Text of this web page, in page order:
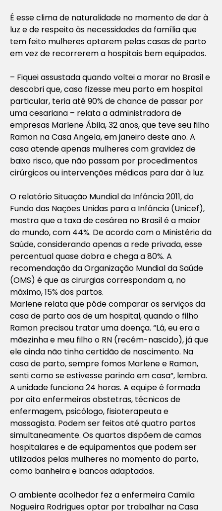
É esse clima de naturalidade no momento de dar à
luz e de respeito às necessidades da família que
tem feito mulheres optarem pelas casas de parto
em vez de recorrerem a hospitais bem equipados.
– Fiquei assustada quando voltei a morar no Brasil e
descobri que, caso fizesse meu parto em hospital
particular, teria até 90% de chance de passar por
uma cesariana – relata a administradora de
empresas Marlene Ábila, 32 anos, que teve seu filho
Ramon na Casa Angela, em janeiro deste ano. A
casa atende apenas mulheres com gravidez de
baixo risco, que não passam por procedimentos
cirúrgicos ou intervenções médicas para dar à luz.
O relatório Situação Mundial da Infância 2011, do
Fundo das Nações Unidas para a Infância (Unicef),
mostra que a taxa de cesárea no Brasil é a maior
do mundo, com 44%. De acordo com o Ministério da
Saúde, considerando apenas a rede privada, esse
percentual quase dobra e chega a 80%. A
recomendação da Organização Mundial da Saúde
(OMS) é que as cirurgias correspondam a, no
máximo, 15% dos partos.
Marlene relata que pôde comparar os serviços da
casa de parto aos de um hospital, quando o filho
Ramon precisou tratar uma doença. “Lá, eu era a
mãezinha e meu filho o RN (recém-nascido), já que
ele ainda não tinha certidão de nascimento. Na
casa de parto, sempre fomos Marlene e Ramon,
senti como se estivesse parindo em casa”, lembra.
A unidade funciona 24 horas. A equipe é formada
por oito enfermeiras obstetras, técnicos de
enfermagem, psicólogo, fisioterapeuta e
massagista. Podem ser feitos até quatro partos
simultaneamente. Os quartos dispõem de camas
hospitalares e de equipamentos que podem ser
utilizados pelas mulheres no momento do parto,
como banheira e bancos adaptados.
O ambiente acolhedor fez a enfermeira Camila
Nogueira Rodrigues optar por trabalhar na Casa